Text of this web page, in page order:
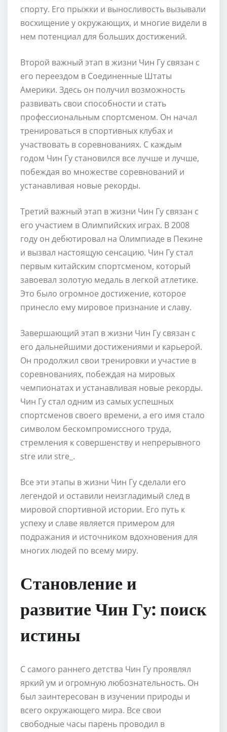
спорту. Его прыжки и выносливость вызывали
восхищение у окружающих, и многие видели в
нем потенциал для больших достижений.
Второй важный этап в жизни Чин Гу связан с
его переездом в Соединенные Штаты
Америки. Здесь он получил возможность
развивать свои способности и стать
профессиональным спортсменом. Он начал
тренироваться в спортивных клубах и
участвовать в соревнованиях. С каждым
годом Чин Гу становился все лучше и лучше,
побеждая во множестве соревнований и
устанавливая новые рекорды.
Третий важный этап в жизни Чин Гу связан с
его участием в Олимпийских играх. В 2008
году он дебютировал на Олимпиаде в Пекине
и вызвал настоящую сенсацию. Чин Гу стал
первым китайским спортсменом, который
завоевал золотую медаль в легкой атлетике.
Это было огромное достижение, которое
принесло ему мировое признание и славу.
Завершающий этап в жизни Чин Гу связан с
его дальнейшими достижениями и карьерой.
Он продолжил свои тренировки и участие в
соревнованиях, побеждая на мировых
чемпионатах и устанавливая новые рекорды.
Чин Гу стал одним из самых успешных
спортсменов своего времени, а его имя стало
символом бескомпромиссного труда,
стремления к совершенству и непрерывного
stre или stre_.
Все эти этапы в жизни Чин Гу сделали его
легендой и оставили неизгладимый след в
мировой спортивной истории. Его путь к
успеху и славе является примером для
подражания и источником вдохновения для
многих людей по всему миру.
Становление и
развитие Чин Гу: поиск
истины
С самого раннего детства Чин Гу проявлял
яркий ум и огромную любознательность. Он
был заинтересован в изучении природы и
всего окружающего мира. Все свои
свободные часы парень проводил в